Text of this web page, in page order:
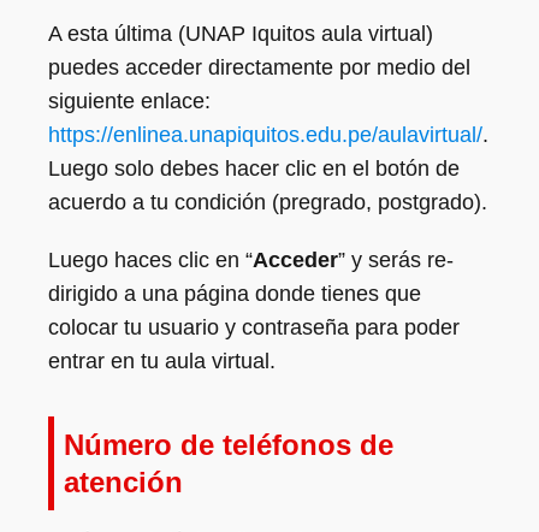
A esta última (UNAP Iquitos aula virtual)
puedes acceder directamente por medio del
siguiente enlace:
https://enlinea.unapiquitos.edu.pe/aulavirtual/.
Luego solo debes hacer clic en el botón de
acuerdo a tu condición (pregrado, postgrado).
Luego haces clic en “Acceder” y serás re-
dirigido a una página donde tienes que
colocar tu usuario y contraseña para poder
entrar en tu aula virtual.
Número de teléfonos de
atención